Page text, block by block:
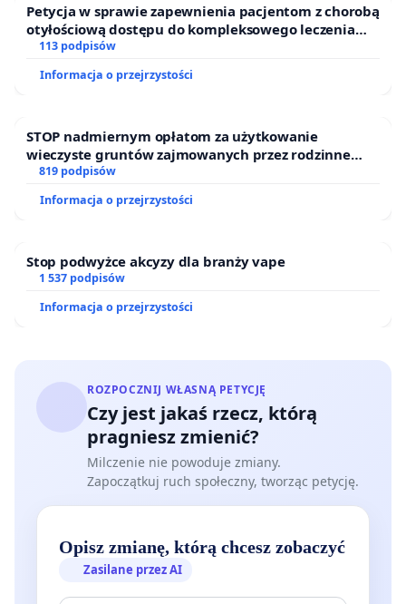
Petycja w sprawie zapewnienia pacjentom z chorobą
otyłościową dostępu do kompleksowego leczenia
oraz programów profilaktycznych.
113 podpisów
Informacja o przejrzystości
STOP nadmiernym opłatom za użytkowanie
wieczyste gruntów zajmowanych przez rodzinne
ogrody działkowe.
819 podpisów
Informacja o przejrzystości
Stop podwyżce akcyzy dla branży vape
1 537 podpisów
Informacja o przejrzystości
ROZPOCZNIJ WŁASNĄ PETYCJĘ
Czy jest jakaś rzecz, którą
pragniesz zmienić?
Milczenie nie powoduje zmiany.
Zapoczątkuj ruch społeczny, tworząc petycję.
Opisz zmianę, którą chcesz zobaczyć
Zasilane przez AI